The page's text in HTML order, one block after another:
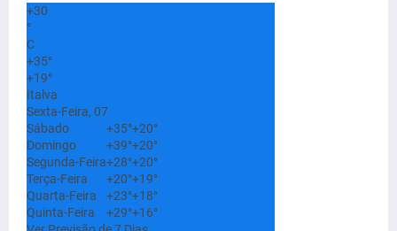
+30
°
C
+35°
+19°
Italva
Sexta-Feira, 07
Sábado
+35°+20°
Domingo
+39°+20°
Segunda-Feira+28°+20°
Terça-Feira
+20°+19°
Quarta-Feira
+23°+18°
Quinta-Feira
+29°+16°